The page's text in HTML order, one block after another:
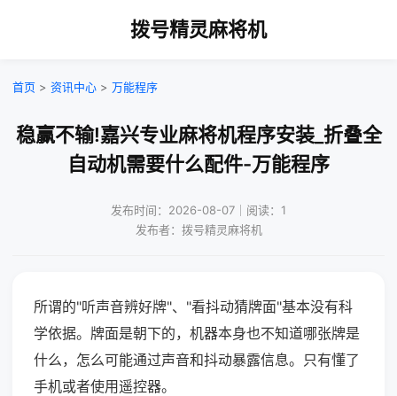
拨号精灵麻将机
首页 > 资讯中心 > 万能程序
稳赢不输!嘉兴专业麻将机程序安装_折叠全
自动机需要什么配件-万能程序
发布时间：2026-08-07｜阅读：1
发布者：拨号精灵麻将机
所谓的"听声音辨好牌"、"看抖动猜牌面"基本没有科
学依据。牌面是朝下的，机器本身也不知道哪张牌是
什么，怎么可能通过声音和抖动暴露信息。只有懂了
手机或者使用遥控器。